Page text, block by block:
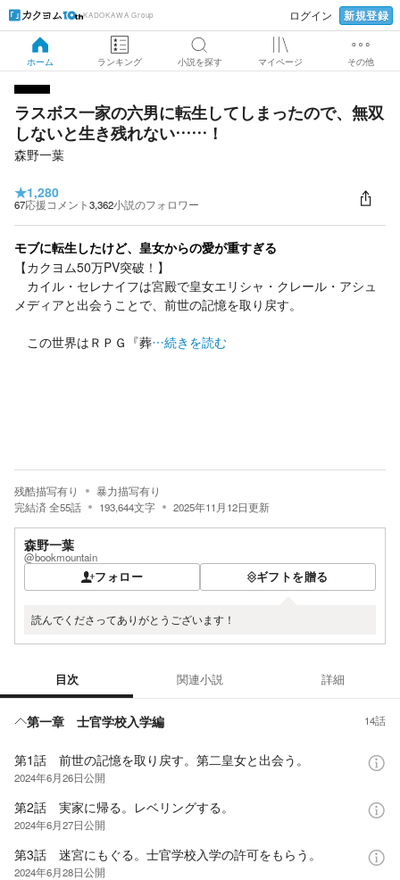
KADOKAWA Group ログイン 新規登録
ホーム ランキング 小説を探す マイページ その他
ラスボス一家の六男に転生してしまったので、無双
しないと生き残れない……！
森野一葉
★1,280
67応援コメント3,362小説のフォロワー
モブに転生したけど、皇女からの愛が重すぎる
【カクヨム50万PV突破！】
カイル・セレナイフは宮殿で皇女エリシャ・クレール・アシュ
メディアと出会うことで、前世の記憶を取り戻す。
この世界はＲＰＧ『葬…続きを読む
残酷描写有り
暴力描写有り
完結済全55話 193,644文字 2025年11月12日更新
森野一葉
@bookmountain
フォロー ギフトを贈る
読んでくださってありがとうございます！
目次 関連小説 詳細
第一章 士官学校入学編 14話
第1話 前世の記憶を取り戻す。第二皇女と出会う。
2024年6月26日公開
第2話 実家に帰る。レベリングする。
2024年6月27日公開
第3話 迷宮にもぐる。士官学校入学の許可をもらう。
2024年6月28日公開